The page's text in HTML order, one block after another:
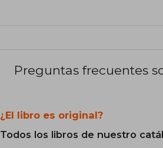
Preguntas frecuentes
¿El libro es original?
Todos los libros de nuestro